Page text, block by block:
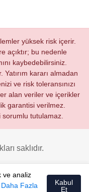
yüksek risk içerir.
açıktır; bu nedenle
kaybedebilirsiniz.
Yatırım kararı almadan
ve risk toleransınızı
alan veriler ve içerikler
garantisi verilmez.
tutulamaz.
saklıdır.
ve analiz
Daha Fazla
Kabul
Et